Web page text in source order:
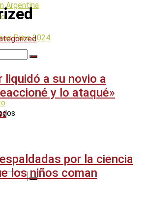
Argentina
Paris 2024
liquidó a su novio a
y lo ataqué»
por la ciencia
los niños coman